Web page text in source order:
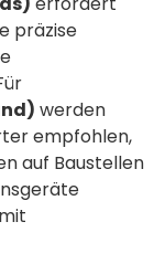
präzise
werden
empfohlen,
auf Baustellen